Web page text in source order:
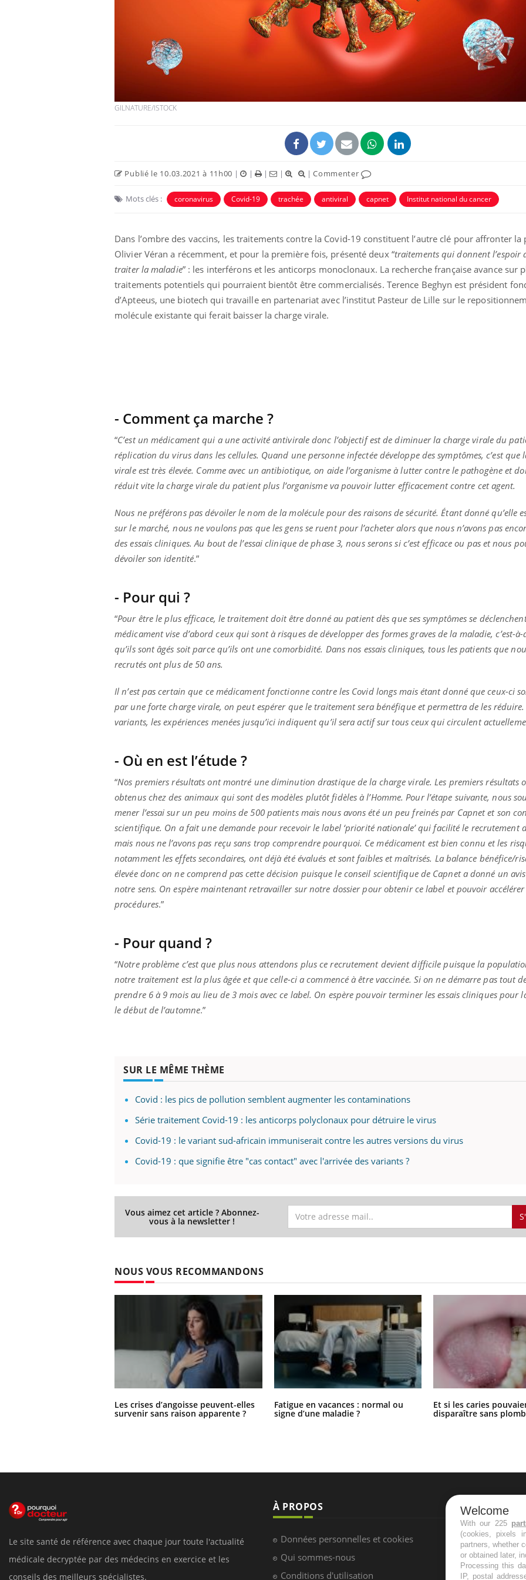
GILNATURE/ISTOCK
Publié le 10.03.2021 à 11h00 | | | | |Commenter
Mots clés : coronavirus Covid-19 trachée antiviral capnet Institut national du cancer
Dans l’ombre des vaccins, les traitements contre la Covid-19 constituent l’autre clé pour affronter la
Olivier Véran a récemment, et pour la première fois, présenté deux “traitements qui donnent l’espoir
traiter la maladie” : les interférons et les anticorps monoclonaux. La recherche française avance sur
traitements potentiels qui pourraient bientôt être commercialisés. Terence Beghyn est président
d’Apteeus, une biotech qui travaille en partenariat avec l’institut Pasteur de Lille sur le
molécule existante qui ferait baisser la charge virale.
- Comment ça marche ?
“C’est un médicament qui a une activité antivirale donc l’objectif est de diminuer la charge virale du
réplication du virus dans les cellules. Quand une personne infectée développe des symptômes, c’est que
virale est très élevée. Comme avec un antibiotique, on aide l’organisme à lutter contre le pathogène et
réduit vite la charge virale du patient plus l’organisme va pouvoir lutter efficacement contre cet agent.
Nous ne préférons pas dévoiler le nom de la molécule pour des raisons de sécurité. Étant donné qu’elle
sur le marché, nous ne voulons pas que les gens se ruent pour l’acheter alors que nous n’avons pas
des essais cliniques. Au bout de l’essai clinique de phase 3, nous serons si c’est efficace ou pas et nous
dévoiler son identité.”
- Pour qui ?
“Pour être le plus efficace, le traitement doit être donné au patient dès que ses symptômes se
médicament vise d’abord ceux qui sont à risques de développer des formes graves de la maladie, c’est-
qu’ils sont âgés soit parce qu’ils ont une comorbidité. Dans nos essais cliniques, tous les patients que
recrutés ont plus de 50 ans.
Il n’est pas certain que ce médicament fonctionne contre les Covid longs mais étant donné que ceux-ci
par une forte charge virale, on peut espérer que le traitement sera bénéfique et permettra de les réduire.
variants, les expériences menées jusqu’ici indiquent qu’il sera actif sur tous ceux qui circulent
- Où en est l’étude ?
“Nos premiers résultats ont montré une diminution drastique de la charge virale. Les premiers résultats
obtenus chez des animaux qui sont des modèles plutôt fidèles à l’Homme. Pour l’étape suivante, nous
mener l’essai sur un peu moins de 500 patients mais nous avons été un peu freinés par Capnet et son
scientifique. On a fait une demande pour recevoir le label ‘priorité nationale’ qui facilité le recrutement
mais nous ne l’avons pas reçu sans trop comprendre pourquoi. Ce médicament est bien connu et les
notamment les effets secondaires, ont déjà été évalués et sont faibles et maîtrisés. La balance bénéfice/
élevée donc on ne comprend pas cette décision puisque le conseil scientifique de Capnet a donné un
notre sens. On espère maintenant retravailler sur notre dossier pour obtenir ce label et pouvoir accélérer
procédures.”
- Pour quand ?
“Notre problème c’est que plus nous attendons plus ce recrutement devient difficile puisque la
notre traitement est la plus âgée et que celle-ci a commencé à être vaccinée. Si on ne démarre pas tout
prendre 6 à 9 mois au lieu de 3 mois avec ce label. On espère pouvoir terminer les essais cliniques pour
le début de l’automne.”
SUR LE MÊME THÈME
Covid : les pics de pollution semblent augmenter les contaminations
Série traitement Covid-19 : les anticorps polyclonaux pour détruire le virus
Covid-19 : le variant sud-africain immuniserait contre les autres versions du virus
Covid-19 : que signifie être "cas contact" avec l'arrivée des variants ?
Vous aimez cet article ? Abonnez-
vous à la newsletter !
NOUS VOUS RECOMMANDONS
Les crises d’angoisse peuvent-elles
survenir sans raison apparente ?
Fatigue en vacances : normal ou
signe d’une maladie ?
Et si les caries
disparaître sans
Youtube
même alopécie… Les symptômes de la
carence en fer sont multiples ce qui la rend
Youtube
Insuline & Charge mentale : et si on
osait en parler??Youtube
En 2026, l'insuline dans le diabète de type 2
reste entourée d'idées reçues chez les
patients comme parfois chez les soignants.
Youtube
Eczéma Chronique
préparer pour l’été !
L'été arrive… et avec lui,
rythme de vie ! Vacances,
soleil, activités en plein
sont ...
Le site santé de référence avec chaque jour toute l'actualité
médicale decryptée par des médecins en exercice et les
conseils des meilleurs spécialistes.
À PROPOS
Données personnelles et cookies
Qui sommes-nous
Conditions d'utilisation
Recevez
infos santé
Welcome
With our 225
(cookies, pixels
partners, whether
or obtained later,
Processing this
IP, postal